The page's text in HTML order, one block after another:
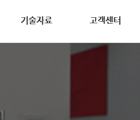
기술자료 고객센터